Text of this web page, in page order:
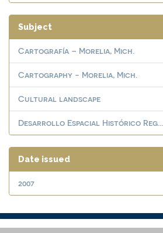
Subject
Cartografía – Morelia, Mich.
Cartography - Morelia, Mich.
Cultural landscape
Desarrollo Espacial Histórico Reg...
Date issued
2007